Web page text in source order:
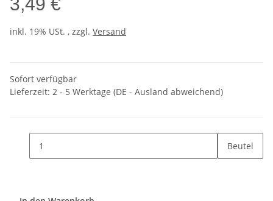
inkl. 19% USt. , zzgl. Versand
Sofort verfügbar
Lieferzeit: 2 - 5 Werktage (DE - Ausland abweichend)
Beutel